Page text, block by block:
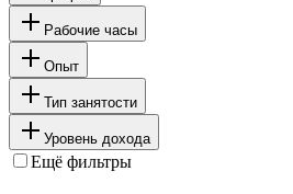
Рабочие часы
Опыт
Тип занятости
Уровень дохода
Ещё фильтры